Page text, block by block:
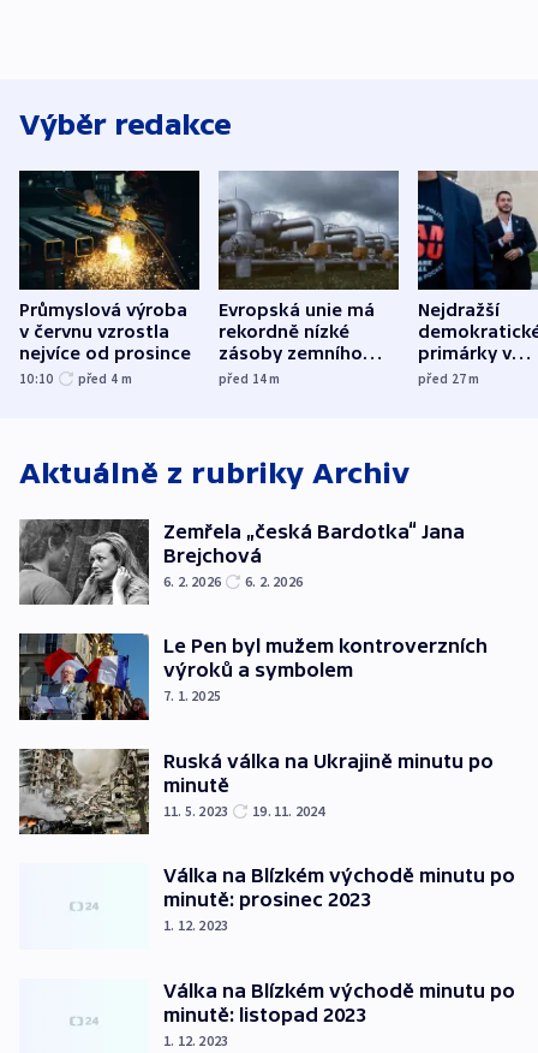
Výběr redakce
Průmyslová výroba
v červnu vzrostla
nejvíce od prosince
10:10 před 4 m
Evropská unie má
rekordně nízké
zásoby zemního
plynu
před 14m
Nejdražší
primárky v
Michiganu
před 27m
Aktuálně z rubriky Archiv
Zemřela „česká Bardotka“ Jana
Brejchová
6. 2. 2026 6. 2. 2026
Le Pen byl mužem kontroverzních
výroků a symbolem
7. 1. 2025
Ruská válka na Ukrajině minutu po
minutě
11. 5. 2023 19. 11. 2024
Válka na Blízkém východě minutu po
minutě: prosinec 2023
1. 12. 2023
Válka na Blízkém východě minutu po
minutě: listopad 2023
1. 12. 2023